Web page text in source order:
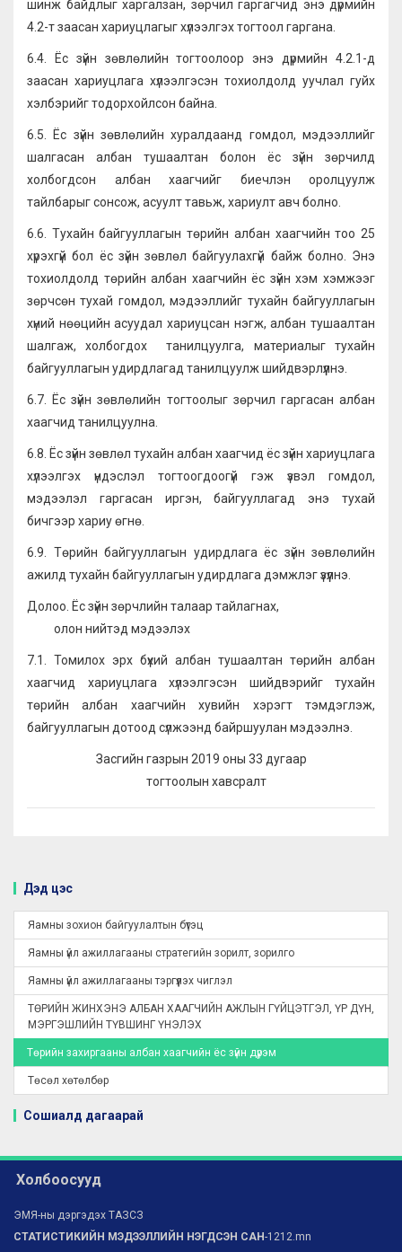
шинж байдлыг харгалзан, зөрчил гаргагчид энэ дүрмийн
4.2-т заасан хариуцлагыг хүлээлгэх тогтоол гаргана.
6.4. Ёс зүйн зөвлөлийн тогтоолоор энэ дүрмийн 4.2.1-д
заасан хариуцлага хүлээлгэсэн тохиолдолд уучлал гуйх
хэлбэрийг тодорхойлсон байна.
6.5. Ёс зүйн зөвлөлийн хуралдаанд гомдол, мэдээллийг
шалгасан албан тушаалтан болон ёс зүйн зөрчилд
холбогдсон албан хаагчийг биечлэн оролцуулж
тайлбарыг сонсож, асуулт тавьж, хариулт авч болно.
6.6. Тухайн байгууллагын төрийн албан хаагчийн тоо 25
хүрэхгүй бол ёс зүйн зөвлөл байгуулахгүй байж болно. Энэ
тохиолдолд төрийн албан хаагчийн ёс зүйн хэм хэмжээг
зөрчсөн тухай гомдол, мэдээллийг тухайн байгууллагын
хүний нөөцийн асуудал хариуцсан нэгж, албан тушаалтан
шалгаж, холбогдох танилцуулга, материалыг тухайн
байгууллагын удирдлагад танилцуулж шийдвэрлүүлнэ.
6.7. Ёс зүйн зөвлөлийн тогтоолыг зөрчил гаргасан албан
хаагчид танилцуулна.
6.8. Ёс зүйн зөвлөл тухайн албан хаагчид ёс зүйн хариуцлага
хүлээлгэх үндэслэл тогтоогдоогүй гэж үзвэл гомдол,
мэдээлэл гаргасан иргэн, байгууллагад энэ тухай
бичгээр хариу өгнө.
6.9. Төрийн байгууллагын удирдлага ёс зүйн зөвлөлийн
ажилд тухайн байгууллагын удирдлага дэмжлэг үзүүлнэ.
Долоо. Ёс зүйн зөрчлийн талаар тайлагнах,
олон нийтэд мэдээлэх
7.1. Томилох эрх бүхий албан тушаалтан төрийн албан
хаагчид хариуцлага хүлээлгэсэн шийдвэрийг тухайн
төрийн албан хаагчийн хувийн хэрэгт тэмдэглэж,
байгууллагын дотоод сүлжээнд байршуулан мэдээлнэ.
Засгийн газрын 2019 оны 33 дугаар
тогтоолын хавсралт
Дэд цэс
Яамны зохион байгуулалтын бүтэц
Яамны үйл ажиллагааны стратегийн зорилт, зорилго
Яамны үйл ажиллагааны тэргүүлэх чиглэл
ТӨРИЙН ЖИНХЭНЭ АЛБАН ХААГЧИЙН АЖЛЫН ГҮЙЦЭТГЭЛ, ҮР ДҮН,
МЭРГЭШЛИЙН ТҮВШИНГ ҮНЭЛЭХ
Төрийн захиргааны албан хаагчийн ёс зүйн дүрэм
Төсөл хөтөлбөр
Сошиалд дагаарай
Холбоосууд
ЭМЯ-ны дэргэдэх ТАЗСЗ
СТАТИСТИКИЙН МЭДЭЭЛЛИЙН НЭГДСЭН САН-1212.mn